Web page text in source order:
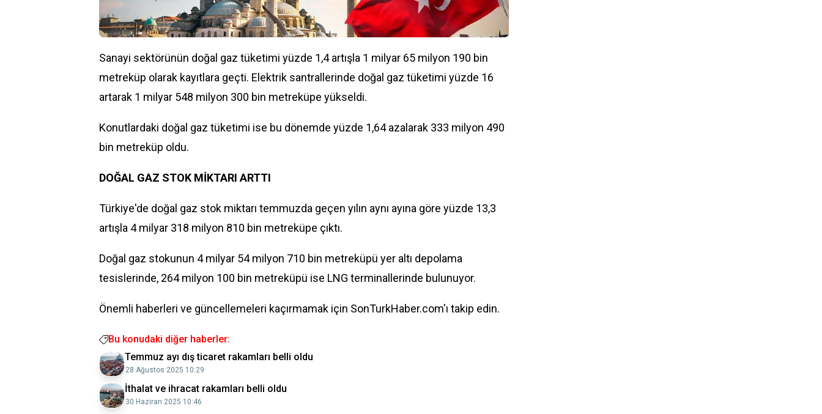
Sanayi sektörünün doğal gaz tüketimi yüzde 1,4 artışla 1 milyar 65 milyon 190 bin
metreküp olarak kayıtlara geçti. Elektrik santrallerinde doğal gaz tüketimi yüzde 16
artarak 1 milyar 548 milyon 300 bin metreküpe yükseldi.
Konutlardaki doğal gaz tüketimi ise bu dönemde yüzde 1,64 azalarak 333 milyon 490
bin metreküp oldu.
DOĞAL GAZ STOK MİKTARI ARTTI
Türkiye'de doğal gaz stok miktarı temmuzda geçen yılın aynı ayına göre yüzde 13,3
artışla 4 milyar 318 milyon 810 bin metreküpe çıktı.
Doğal gaz stokunun 4 milyar 54 milyon 710 bin metreküpü yer altı depolama
tesislerinde, 264 milyon 100 bin metreküpü ise LNG terminallerinde bulunuyor.
Önemli haberleri ve güncellemeleri kaçırmamak için SonTurkHaber.com'ı takip edin.
Bu konudaki diğer haberler:
Temmuz ayı dış ticaret rakamları belli oldu
28 Ağustos 2025 10:29
İthalat ve ihracat rakamları belli oldu
30 Haziran 2025 10:46